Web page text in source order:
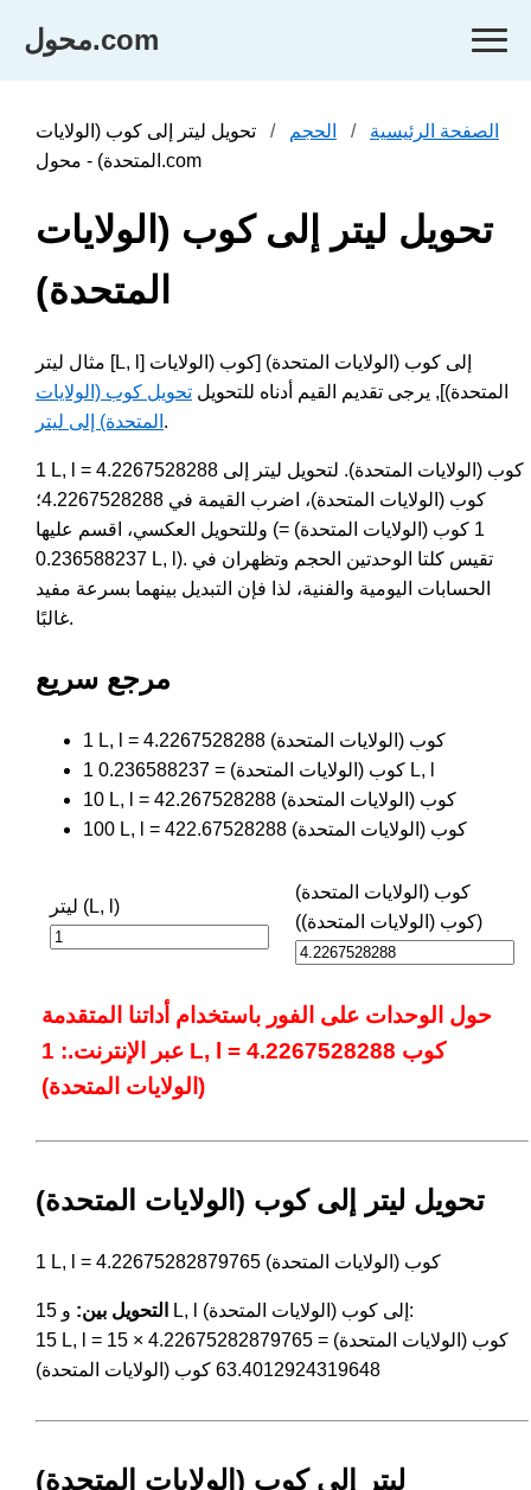
محول.com
الصفحة الرئيسية الحجم
تحويل ليتر إلى كوب (الولايات
المتحدة) - محول.com
تحويل ليتر إلى كوب (الولايات
المتحدة)
مثال ليتر [L, l] إلى كوب (الولايات المتحدة) [كوب (الولايات
المتحدة)], يرجى تقديم القيم أدناه للتحويل تحويل كوب (الولايات
المتحدة) إلى ليتر .
1 L, l = 4.2267528288 كوب (الولايات المتحدة). لتحويل ليتر إلى
كوب (الولايات المتحدة)، اضرب القيمة في 4.2267528288؛
وللتحويل العكسي، اقسم عليها (1 كوب (الولايات المتحدة) =
0.236588237 L, l). تقيس كلتا الوحدتين الحجم وتظهران في
الحسابات اليومية والفنية، لذا فإن التبديل بينهما بسرعة مفيد
غالبًا.
مرجع سريع
1 L, l = 4.2267528288 كوب (الولايات المتحدة)
1 كوب (الولايات المتحدة) = 0.236588237 L, l
10 L, l = 42.267528288 كوب (الولايات المتحدة)
100 L, l = 422.67528288 كوب (الولايات المتحدة)
ليتر (L, l)
كوب (الولايات المتحدة)
(كوب (الولايات المتحدة))
حول الوحدات على الفور باستخدام أداتنا المتقدمة
عبر الإنترنت.: 1 L, l = 4.2267528288 كوب
(الولايات المتحدة)
تحويل ليتر إلى كوب (الولايات المتحدة)
1 L, l = 4.22675282879765 كوب (الولايات المتحدة)
التحويل بين:
و 15 L, l إلى كوب (الولايات المتحدة):
15 L, l = 15 × 4.22675282879765 كوب (الولايات المتحدة) =
63.4012924319648 كوب (الولايات المتحدة)
ليتر إلى كوب (الولايات المتحدة)